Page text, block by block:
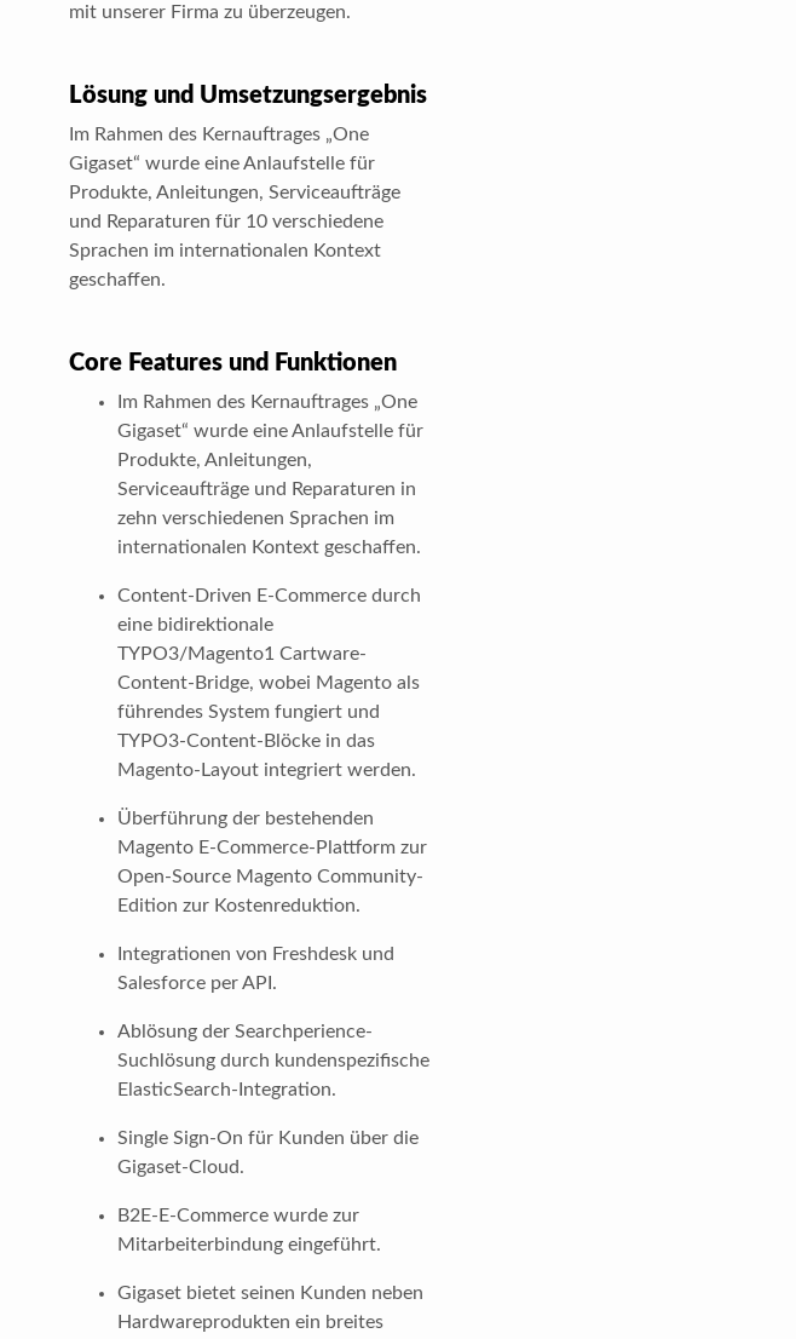
mit unserer Firma zu überzeugen.
Lösung und Umsetzungsergebnis
Im Rahmen des Kernauftrages „One
Gigaset“ wurde eine Anlaufstelle für
Produkte, Anleitungen, Serviceaufträge
und Reparaturen für 10 verschiedene
Sprachen im internationalen Kontext
geschaffen.
Core Features und Funktionen
Im Rahmen des Kernauftrages „One
Gigaset“ wurde eine Anlaufstelle für
Produkte, Anleitungen,
Serviceaufträge und Reparaturen in
zehn verschiedenen Sprachen im
internationalen Kontext geschaffen.
Content-Driven E-Commerce durch
eine bidirektionale
TYPO3/Magento1 Cartware-
Content-Bridge, wobei Magento als
führendes System fungiert und
TYPO3-Content-Blöcke in das
Magento-Layout integriert werden.
Überführung der bestehenden
Magento E-Commerce-Plattform zur
Open-Source Magento Community-
Edition zur Kostenreduktion.
Integrationen von Freshdesk und
Salesforce per API.
Ablösung der Searchperience-
Suchlösung durch kundenspezifische
ElasticSearch-Integration.
Single Sign-On für Kunden über die
Gigaset-Cloud.
B2E-E-Commerce wurde zur
Mitarbeiterbindung eingeführt.
Gigaset bietet seinen Kunden neben
Hardwareprodukten ein breites